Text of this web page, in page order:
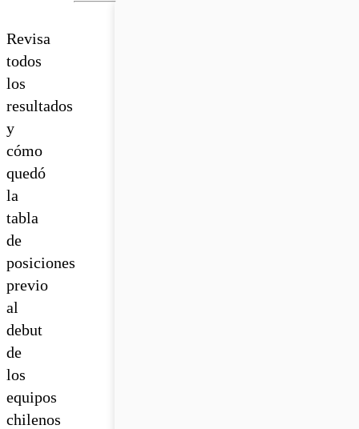
Revisa
todos
los
resultados
y
cómo
quedó
la
tabla
de
posiciones
previo
al
debut
de
los
equipos
chilenos